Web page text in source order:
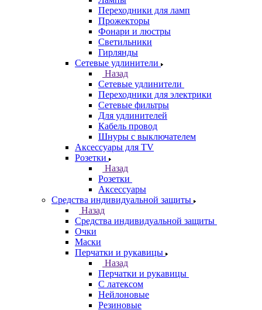
Переходники для ламп
Прожекторы
Фонари и люстры
Светильники
Гирлянды
Сетевые удлинители
Назад
Сетевые удлинители
Переходники для электрики
Сетевые фильтры
Для удлинителей
Кабель провод
Шнуры с выключателем
Аксессуары для TV
Розетки
Назад
Розетки
Аксессуары
Средства индивидуальной защиты
Назад
Средства индивидуальной защиты
Очки
Маски
Перчатки и рукавицы
Назад
Перчатки и рукавицы
С латексом
Нейлоновые
Резиновые